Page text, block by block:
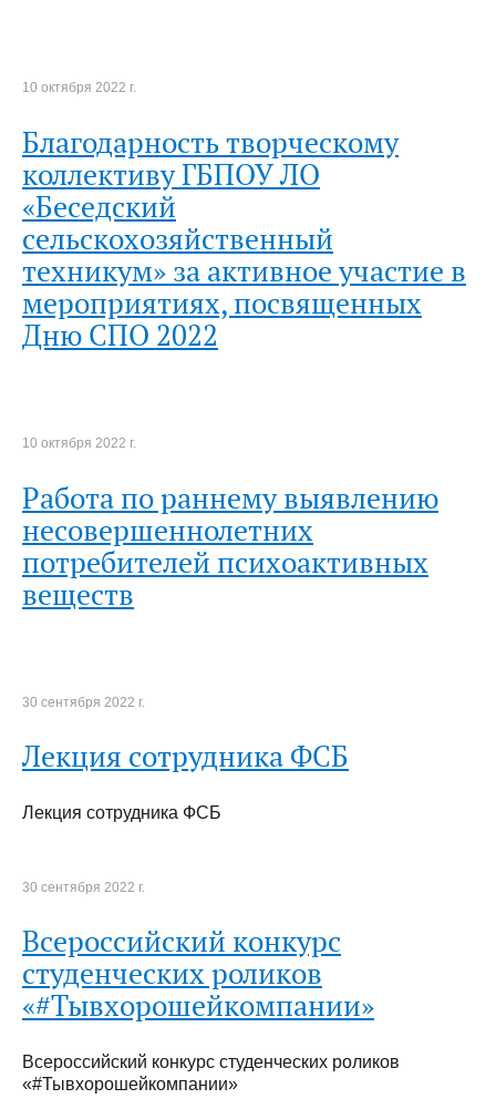
10 октября 2022 г.
Благодарность творческому
коллективу ГБПОУ ЛО
«Беседский
сельскохозяйственный
техникум» за активное участие в
мероприятиях, посвященных
Дню СПО 2022
10 октября 2022 г.
Работа по раннему выявлению
несовершеннолетних
потребителей психоактивных
веществ
30 сентября 2022 г.
Лекция сотрудника ФСБ
Лекция сотрудника ФСБ
30 сентября 2022 г.
Всероссийский конкурс
студенческих роликов
«#Тывхорошейкомпании»
Всероссийский конкурс студенческих роликов
«#Тывхорошейкомпании»